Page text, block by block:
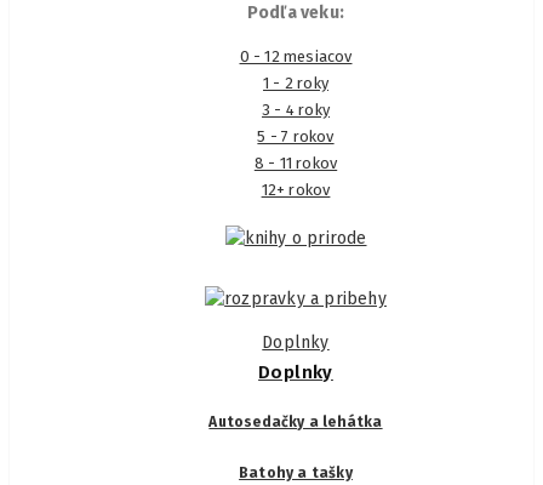
Podľa veku:
0 - 12 mesiacov
1 - 2 roky
3 - 4 roky
5 - 7 rokov
8 - 11 rokov
12+ rokov
Doplnky
Doplnky
Autosedačky a lehátka
Batohy a tašky